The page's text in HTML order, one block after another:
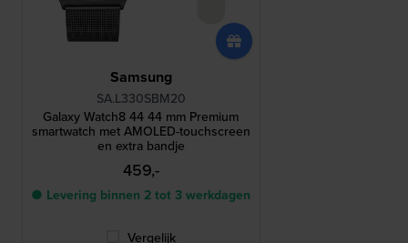
Samsung
SA.L330SBM20
Galaxy Watch8 44 44 mm Premium
smartwatch met AMOLED-touchscreen
en extra bandje
459,-
● Levering binnen 2 tot 3 werkdagen
Vergelijk